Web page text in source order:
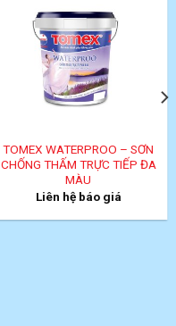
TOMEX WATERPROO – SƠN
CHỐNG THẤM TRỰC TIẾP ĐA
MÀU
Liên hệ báo giá